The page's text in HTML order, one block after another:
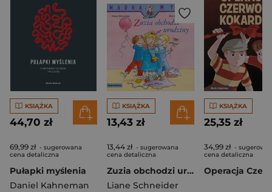
KSIĄŻKA
44,70 zł
69,99 zł - sugerowana
cena detaliczna
Pułapki myślenia
Daniel Kahneman
KSIĄŻKA
13,43 zł
13,44 zł - sugerowana
cena detaliczna
Zuzia obchodzi urodziny. Mądra Mysz
Liane Schneider
KSIĄŻKA
25,35 zł
34,99 zł -
cena detaliczna